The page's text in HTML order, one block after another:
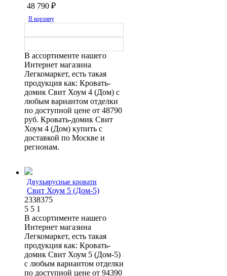
48 790 ₽
В корзину
В ассортименте нашего
Интернет магазина
Легкомаркет, есть такая
продукция как: Кровать-
домик Свит Хоум 4 (Дом) с
любым вариантом отделки
по доступной цене от 48790
руб. Кровать-домик Свит
Хоум 4 (Дом) купить с
доставкой по Москве и
регионам.
Двухъярусные кровати
Свит Хоум 5 (Дом-5)
2338375
5 5 1
В ассортименте нашего
Интернет магазина
Легкомаркет, есть такая
продукция как: Кровать-
домик Свит Хоум 5 (Дом-5)
с любым вариантом отделки
по доступной цене от 94390